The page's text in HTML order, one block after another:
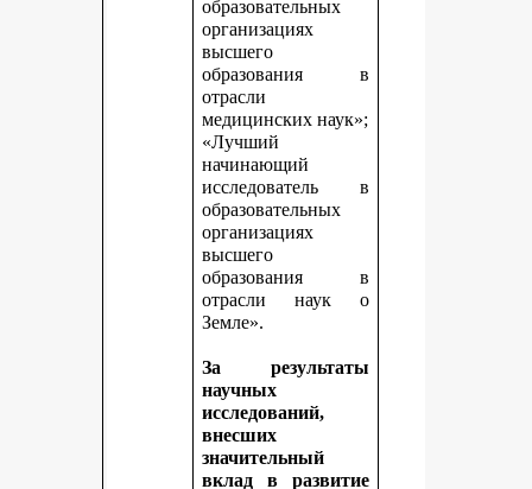
образовательных
организациях
высшего
образования в
отрасли
медицинских наук»;
«Лучший
начинающий
исследователь в
образовательных
организациях
высшего
образования в
отрасли наук о
Земле».
За результаты
научных
исследований,
внесших
значительный
вклад в развитие